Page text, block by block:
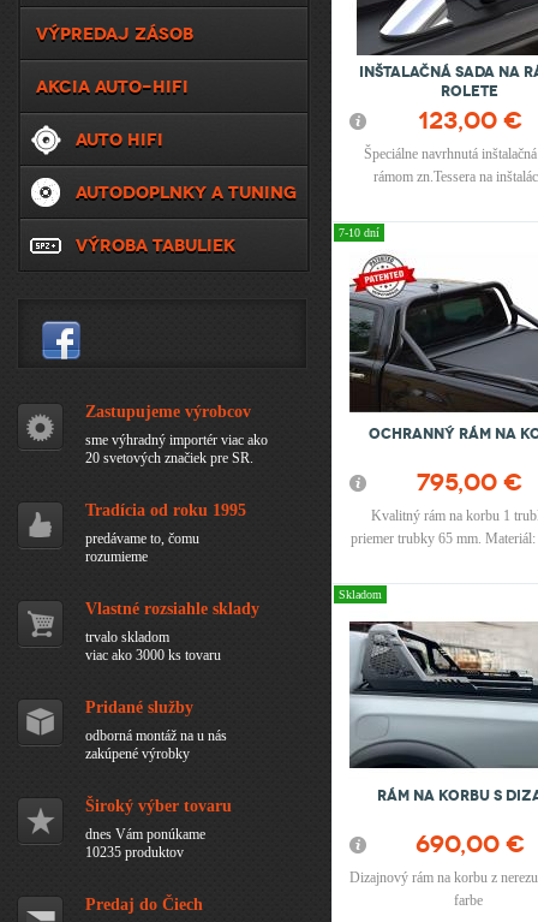
Inštalačná sada na
rolete
123,00 €
Špeciálne navrhnutá
rámom zn.Tessera na
rolety Tessera Roll
7-10 dní
Ochranný rám na
795,00 €
Kvalitný rám na korbu 1
priemer trubky 65 mm. Materiál:
vrchu korby. Pre všetky typy
Možnosť dodať aj v
prevedení za rovnakú
Skladom
Rám na korbu S
690,00 €
Dizajnový rám na korbu z
farbe
VÝPREDAJ ZÁSOB
AKCIA AUTO-HIFI
AUTO HIFI
AUTODOPLNKY A TUNING
VÝROBA TABULIEK
Zastupujeme výrobcov
sme výhradný importér viac ako
20 svetových značiek pre SR.
Tradícia od roku 1995
predávame to, čomu
rozumieme
Vlastné rozsiahle sklady
trvalo skladom
viac ako 3000 ks tovaru
Pridané služby
odborná montáž na u nás
zakúpené výrobky
Široký výber tovaru
dnes Vám ponúkame
10235 produktov
Predaj do Čiech